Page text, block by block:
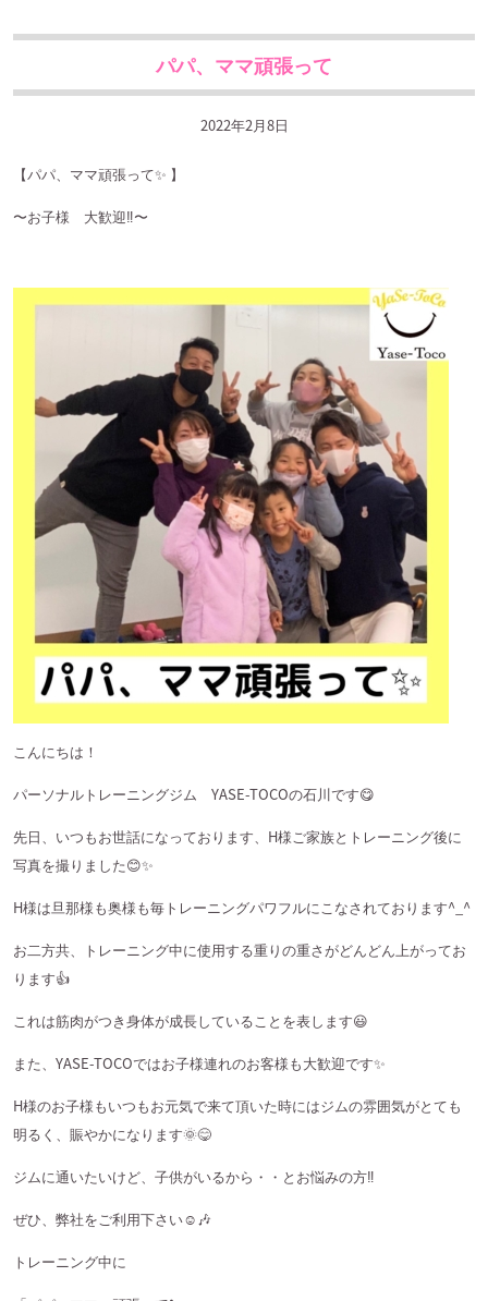
パパ、ママ頑張って
2022年2月8日
【パパ、ママ頑張って✨ 】
〜お子様 大歓迎‼️〜
こんにちは！
パーソナルトレーニングジム YASE-TOCOの石川です😋
先日、いつもお世話になっております、 H様ご家族とトレーニング後に
写真を撮りました😊✨
H様は旦那様も奥様も毎トレーニングパワフルにこなされております^_^
お二方共、トレーニング中に使用する重りの重さがどんどん上がってお
ります👍
これは筋肉がつき身体が成長していることを表します😃
また、 YASE-TOCOではお子様連れのお客様も大歓迎です✨
H様のお子様もいつもお元気で来て頂いた時にはジムの雰囲気がとても
明るく、賑やかになります🌞😋
ジムに通いたいけど、子供がいるから・・とお悩みの方‼️
ぜひ、弊社をご利用下さい☺️🎶
トレーニング中に